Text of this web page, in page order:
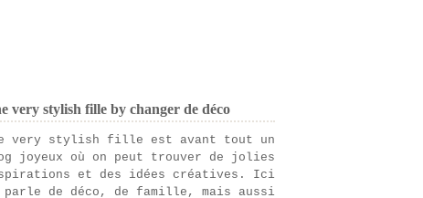
very stylish fille by changer de déco
very stylish fille est avant tout un
joyeux où on peut trouver de jolies
et des idées créatives. Ici
parle de déco, de famille, mais aussi